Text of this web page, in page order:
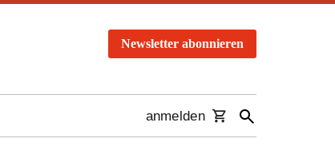
Newsletter abonnieren
anmelden